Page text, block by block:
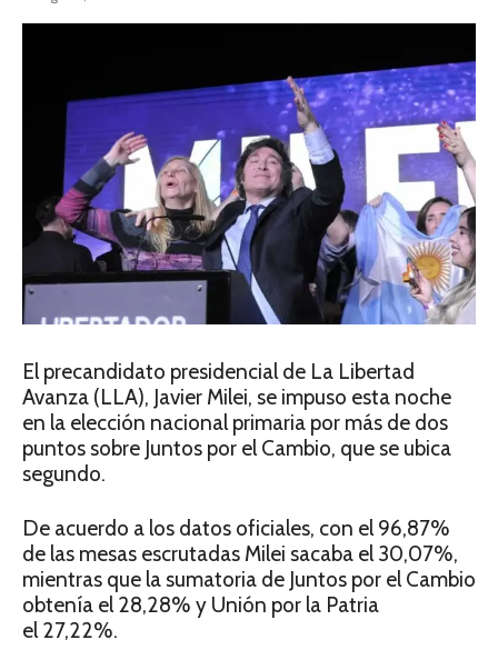
El precandidato presidencial de La Libertad
Avanza (LLA), Javier Milei, se impuso esta noche
en la elección nacional primaria por más de dos
puntos sobre Juntos por el Cambio, que se ubica
segundo.
De acuerdo a los datos oficiales, con el 96,87%
de las mesas escrutadas Milei sacaba el 30,07%,
mientras que la sumatoria de Juntos por el Cambio
obtenía el 28,28% y Unión por la Patria
el 27,22%.